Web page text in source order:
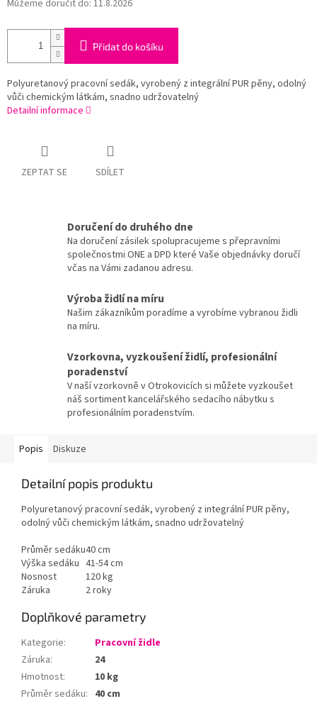
Můžeme doručit do: 11.8.2026
Přidat do košíku
Polyuretanový pracovní sedák, vyrobený z integrální PUR pěny, odolný
vůči chemickým látkám, snadno udržovatelný
Detailní informace
ZEPTAT SE SDÍLET
Doručení do druhého dne
Na doručení zásilek spolupracujeme s přepravními
společnostmi ONE a DPD které Vaše objednávky doručí
včas na Vámi zadanou adresu.
Výroba židlí na míru
Našim zákazníkům poradíme a vyrobíme vybranou židli
na míru.
Vzorkovna, vyzkoušení židlí, profesionální
poradenství
V naší vzorkovně v Otrokovicích si můžete vyzkoušet
náš sortiment kancelářského sedacího nábytku s
profesionálním poradenstvím.
Popis Diskuze
Detailní popis produktu
Polyuretanový pracovní sedák, vyrobený z integrální PUR pěny,
odolný vůči chemickým látkám, snadno udržovatelný
Průměr sedáku40 cm
Výška sedáku 41-54 cm
Nosnost
120 kg
Záruka
2 roky
Doplňkové parametry
Kategorie:
Pracovní židle
Záruka:
24
Hmotnost:
10 kg
Průměr sedáku: 40 cm